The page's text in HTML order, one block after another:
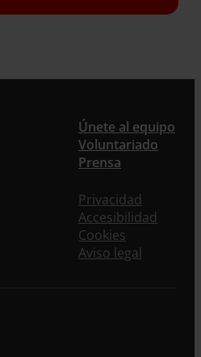
mensual y los
este formulario.
nuestra base de
las novedades.
Únete al equipo
Voluntariado
Prensa
Privacidad
Accesibilidad
Cookies
Aviso legal